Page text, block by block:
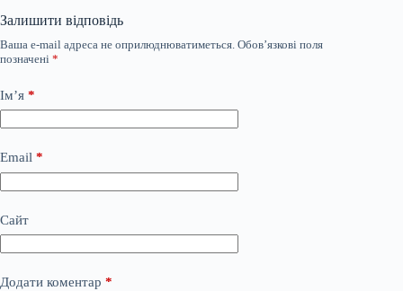
Залишити відповідь
Ваша e-mail адреса не оприлюднюватиметься. Обов’язкові поля
позначені *
Ім’я *
Email *
Сайт
Додати коментар *